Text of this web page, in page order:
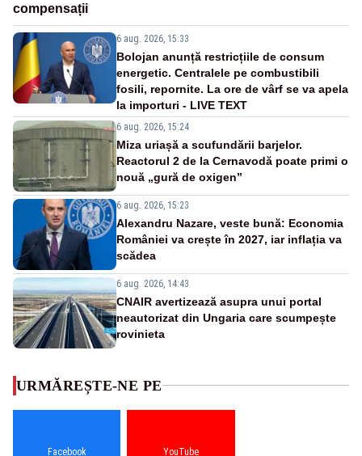
compensații
6 aug. 2026, 15:33
Bolojan anunță restricțiile de consum
energetic. Centralele pe combustibili
fosili, repornite. La ore de vârf se va apela
la importuri - LIVE TEXT
6 aug. 2026, 15:24
Miza uriașă a scufundării barjelor.
Reactorul 2 de la Cernavodă poate primi o
nouă „gură de oxigen”
6 aug. 2026, 15:23
Alexandru Nazare, veste bună: Economia
României va crește în 2027, iar inflația va
scădea
6 aug. 2026, 14:43
CNAIR avertizează asupra unui portal
neautorizat din Ungaria care scumpește
rovinieta
URMĂREȘTE-NE PE
Facebook YouTube